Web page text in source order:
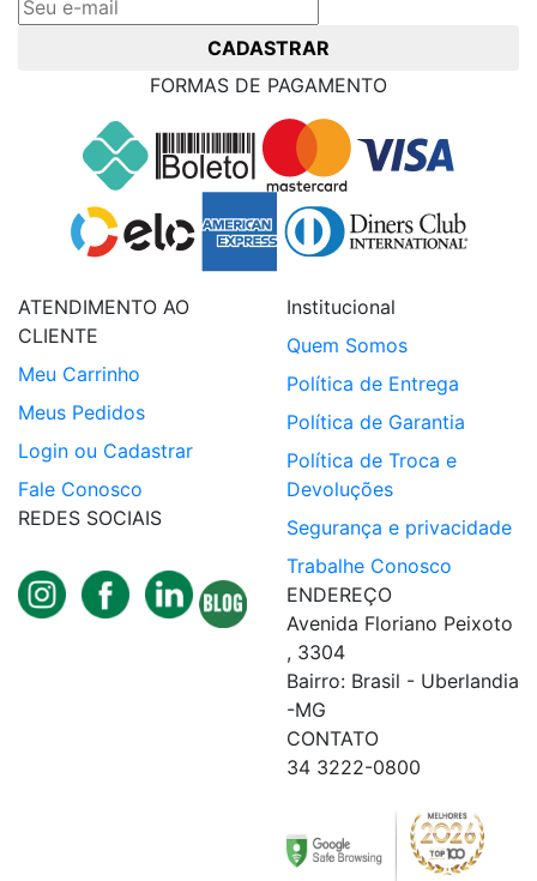
CADASTRAR
FORMAS DE PAGAMENTO
ATENDIMENTO AO
CLIENTE
Meu Carrinho
Meus Pedidos
Login ou Cadastrar
Fale Conosco
REDES SOCIAIS
Institucional
Quem Somos
Política de Entrega
Política de Garantia
Política de Troca e
Devoluções
Segurança e privacidade
Trabalhe Conosco
ENDEREÇO
Avenida Floriano Peixoto
, 3304
Bairro: Brasil - Uberlandia
-MG
CONTATO
34 3222-0800